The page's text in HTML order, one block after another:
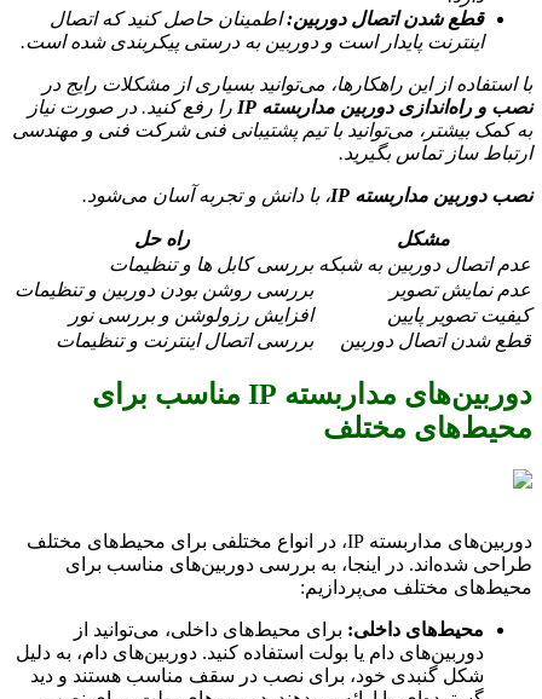
قطع شدن اتصال دوربین:اطمینان حاصل کنید که اتصال
اینترنت پایدار است و دوربین به درستی پیکربندی شده است.
با استفاده از این راهکارها، می‌توانید بسیاری از مشکلات رایج در
نصب و راه‌اندازی دوربین مداربسته IP
را رفع کنید. در صورت نیاز
به کمک بیشتر، می‌توانید با تیم پشتیبانی فنی شرکت فنی و مهندسی
ارتباط ساز تماس بگیرید.
نصب دوربین مداربسته IP ، با دانش و تجربه آسان می‌شود.
مشکل
راه حل
عدم اتصال دوربین به شبکه بررسی کابل ها و تنظیمات
عدم نمایش تصویر
بررسی روشن بودن دوربین و تنظیمات
کیفیت تصویر پایین
افزایش رزولوشن و بررسی نور
قطع شدن اتصال دوربین
بررسی اتصال اینترنت و تنظیمات
دوربین‌های مداربسته IP مناسب برای
محیط‌های مختلف
دوربین‌های مداربسته IP، در انواع مختلفی برای محیط‌های مختلف
طراحی شده‌اند. در اینجا، به بررسی دوربین‌های مناسب برای
محیط‌های مختلف می‌پردازیم:
محیط‌های داخلی: برای محیط‌های داخلی، می‌توانید از
دوربین‌های دام یا بولت استفاده کنید. دوربین‌های دام، به دلیل
شکل گنبدی خود، برای نصب در سقف مناسب هستند و دید